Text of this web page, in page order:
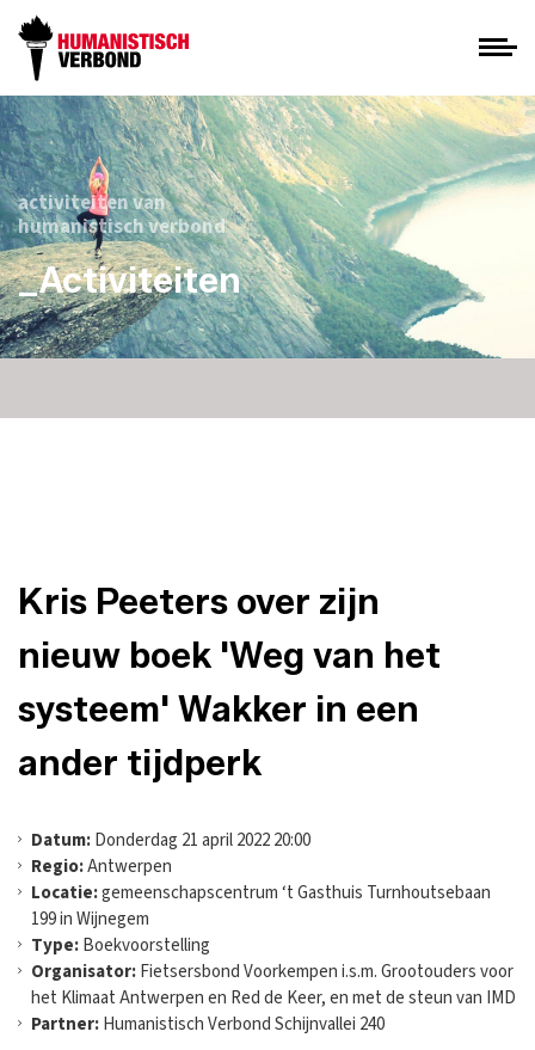
activiteiten van
humanistisch verbond
_Activiteiten
Kris Peeters over zijn
nieuw boek 'Weg van het
systeem' Wakker in een
ander tijdperk
Datum:Donderdag 21 april 2022 20:00
Regio:Antwerpen
Locatie:gemeenschapscentrum ‘t Gasthuis Turnhoutsebaan
199 in Wijnegem
Type:Boekvoorstelling
Organisator:Fietsersbond Voorkempen i.s.m. Grootouders voor
het Klimaat Antwerpen en Red de Keer, en met de steun van IMD
Partner:Humanistisch Verbond Schijnvallei 240